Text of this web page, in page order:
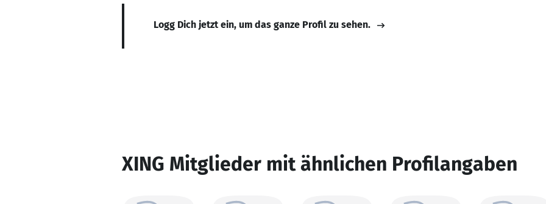
Logg Dich jetzt ein, um das ganze Profil zu sehen.
XING Mitglieder mit ähnlichen Profilangaben